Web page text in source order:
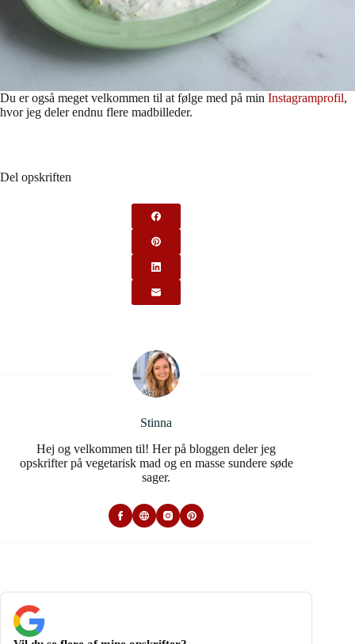
Du er også meget velkommen til at følge med på min Instagramprofil,
hvor jeg deler endnu flere madbilleder.
Del opskriften
Stinna
Hej og velkommen til! Her på bloggen deler jeg
opskrifter på vegetarisk mad og en masse sundere søde
sager.